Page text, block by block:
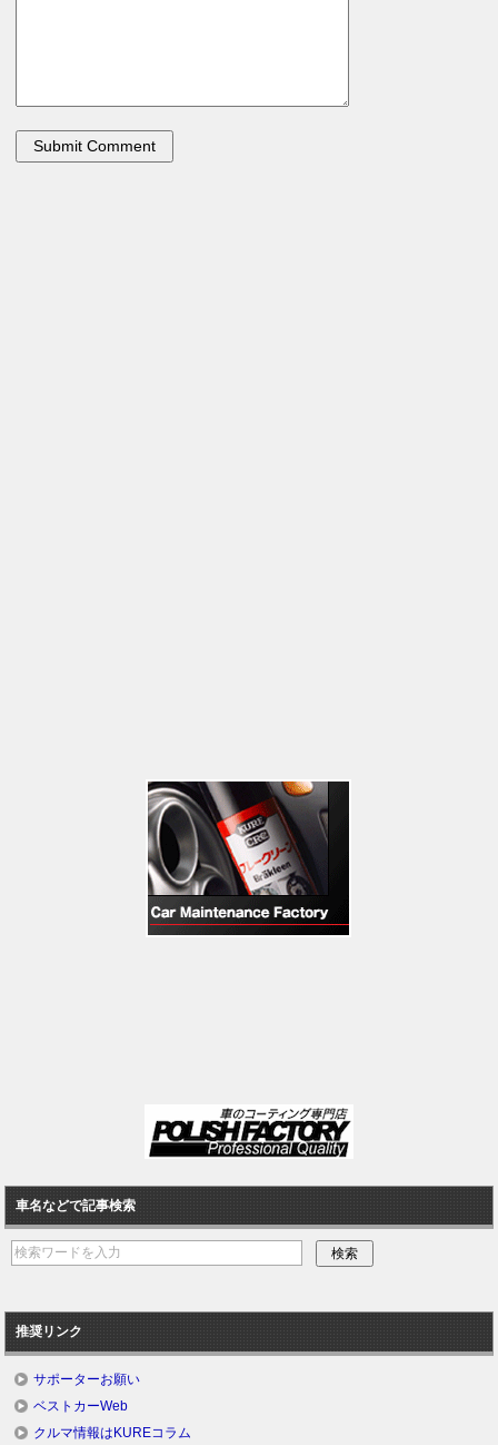
車名などで記事検索
推奨リンク
サポーターお願い
ベストカーWeb
クルマ情報はKUREコラム